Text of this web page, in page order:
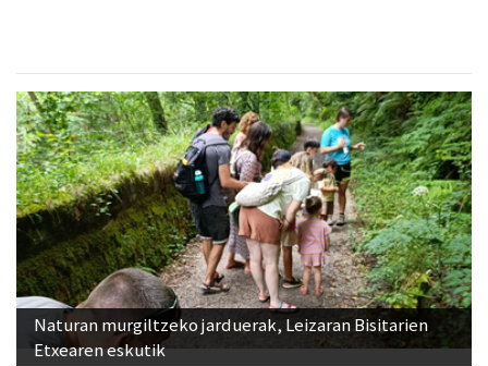
Naturan murgiltzeko jarduerak, Leizaran Bisitarien
Etxearen eskutik